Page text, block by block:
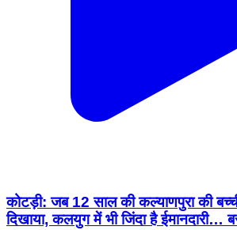
कोटड़ी: जब 12 साल की कल्याणपुरा की
दिखाया, कलयुग में भी जिंदा है ईमानदारी…